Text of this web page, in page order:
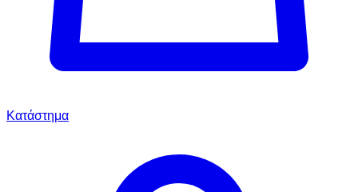
Κατάστημα